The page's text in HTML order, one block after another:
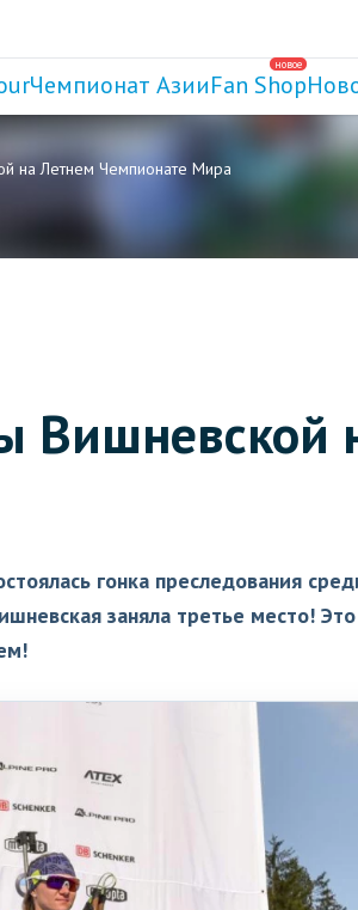
Чемпионат Азии
новое
Fan Shop
на Летнем Чемпионате Мира
Вишневской
гонка преследования
заняла третье место!